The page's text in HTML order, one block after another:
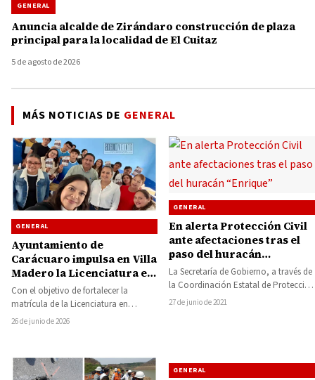
GENERAL
Anuncia alcalde de Zirándaro construcción de plaza
principal para la localidad de El Cuitaz
5 de agosto de 2026
MÁS NOTICIAS DE GENERAL
GENERAL
Ayuntamiento de
Carácuaro impulsa en Villa
Madero la Licenciatura en
Medicina Integral y Salud
Comunitaria
Con el objetivo de fortalecer la
matrícula de la Licenciatura en
Medicina Integral y Salud
26 de junio de 2026
GENERAL
En alerta Protección Civil
ante afectaciones tras el
paso del huracán
“Enrique”
La Secretaría de Gobierno, a través de
la Coordinación Estatal de Protección
Civil mantiene un operativo con
27 de junio de 2021
GENERAL